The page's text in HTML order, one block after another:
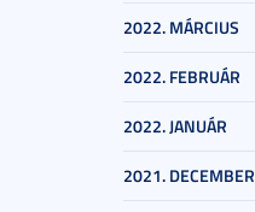
2022. MÁRCIUS
2022. FEBRUÁR
2022. JANUÁR
2021. DECEMBER